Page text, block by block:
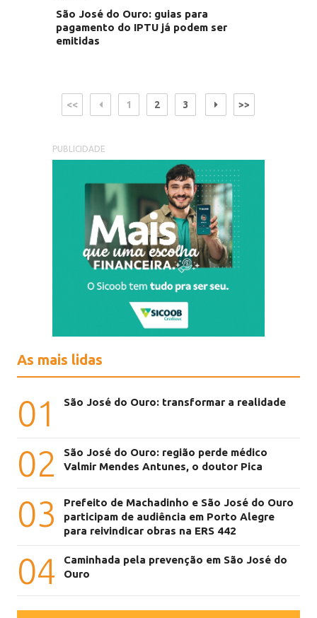
São José do Ouro: guias para
pagamento do IPTU já podem ser
emitidas
<< 1 2 3 >>
PUBLICIDADE
As mais lidas
01 São José do Ouro: transformar a realidade
02
São José do Ouro: região perde médico
Valmir Mendes Antunes, o doutor Pica
03
Prefeito de Machadinho e São José do Ouro
participam de audiência em Porto Alegre
para reivindicar obras na ERS 442
04
Caminhada pela prevenção em São José do
Ouro